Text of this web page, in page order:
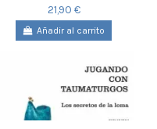
21,90 €
Añadir al carrito